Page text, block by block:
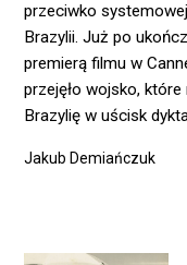
przeciwko
Brazylii. Już po
premierą filmu w
przejęło wojsko, które
Brazylię w uścisk
Jakub Demiańczuk